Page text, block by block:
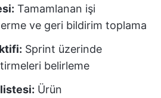
Tamamlanan işi
ve geri bildirim toplama
Sprint üzerinde
belirleme
Ürün